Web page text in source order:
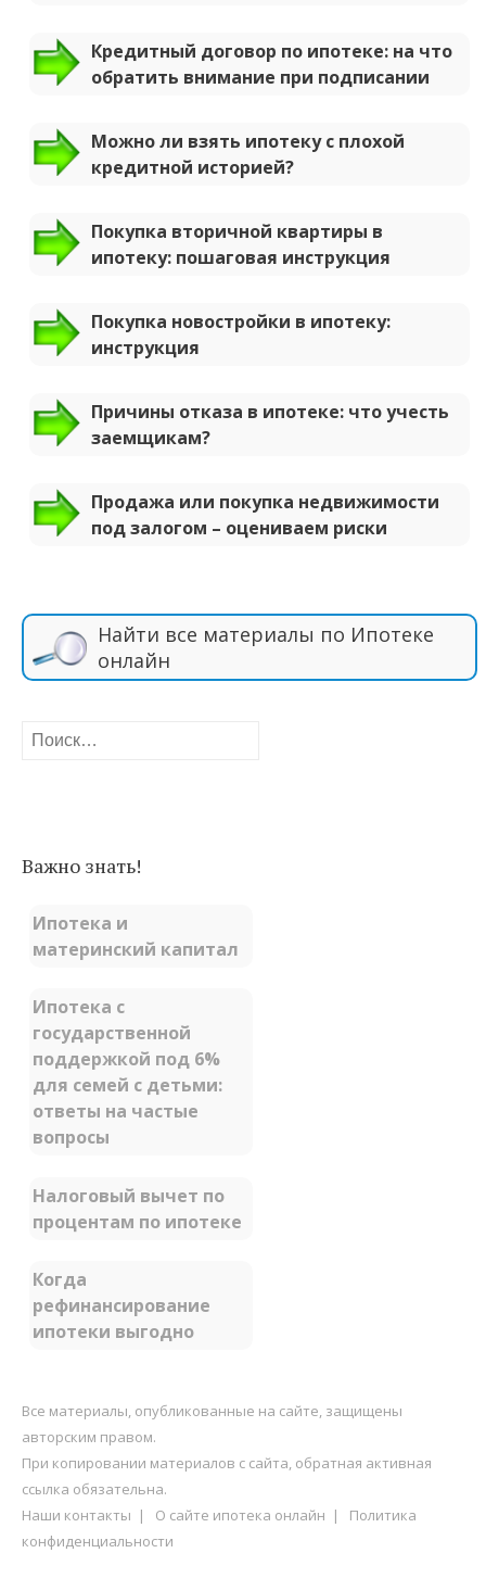
Кредитный договор по ипотеке: на что
обратить внимание при подписании
Можно ли взять ипотеку с плохой
кредитной историей?
Покупка вторичной квартиры в
ипотеку: пошаговая инструкция
Покупка новостройки в ипотеку:
инструкция
Причины отказа в ипотеке: что учесть
заемщикам?
Продажа или покупка недвижимости
под залогом – оцениваем риски
Найти все материалы по Ипотеке
онлайн
Найти:
Важно знать!
Ипотека и
материнский капитал
Ипотека с
государственной
поддержкой под 6%
для семей с детьми:
ответы на частые
вопросы
Налоговый вычет по
процентам по ипотеке
Когда
рефинансирование
ипотеки выгодно
Все материалы, опубликованные на сайте, защищены
авторским правом.
При копировании материалов с сайта, обратная активная
ссылка обязательна.
Наши контакты | О сайте ипотека онлайн | Политика
конфиденциальности